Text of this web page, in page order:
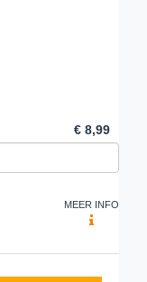
€ 8,99
MEER INFO